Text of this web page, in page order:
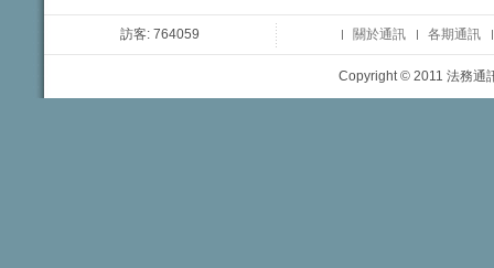
訪客: 764059 關於通訊 各期通訊
Copyright © 2011 法務